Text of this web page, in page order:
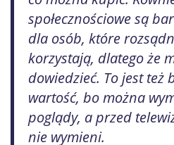
społecznościowe są
dla osób, które
korzystają, dlatego że
dowiedzieć. To jest też
wartość, bo można
poglądy, a przed
nie wymieni.